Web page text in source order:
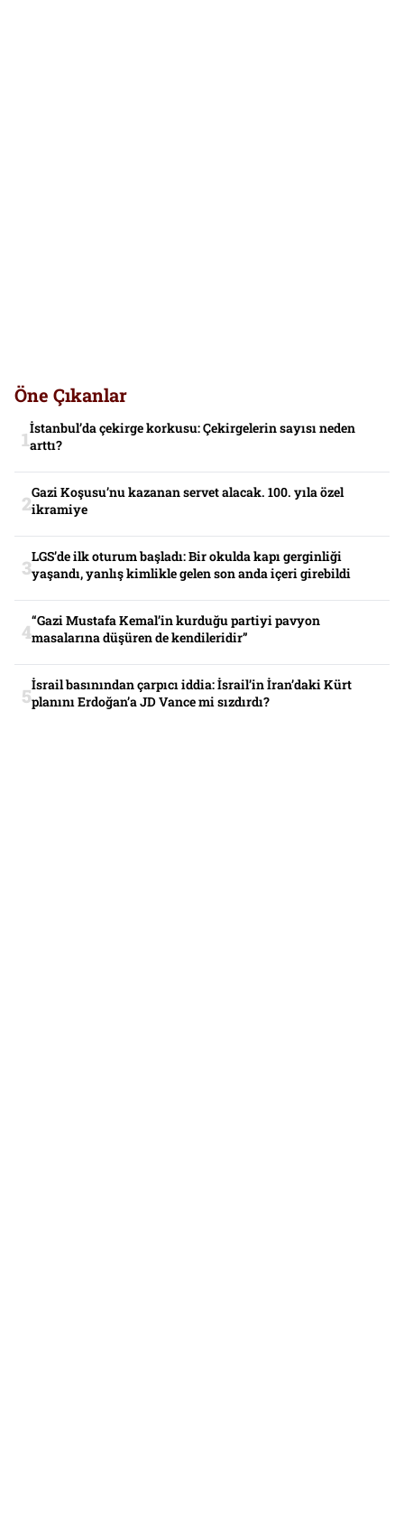
Öne Çıkanlar
İstanbul’da çekirge korkusu: Çekirgelerin sayısı neden
arttı?
Gazi Koşusu’nu kazanan servet alacak. 100. yıla özel
ikramiye
LGS’de ilk oturum başladı: Bir okulda kapı gerginliği
yaşandı, yanlış kimlikle gelen son anda içeri girebildi
“Gazi Mustafa Kemal’in kurduğu partiyi pavyon
masalarına düşüren de kendileridir”
İsrail basınından çarpıcı iddia: İsrail’in İran’daki Kürt
planını Erdoğan’a JD Vance mi sızdırdı?